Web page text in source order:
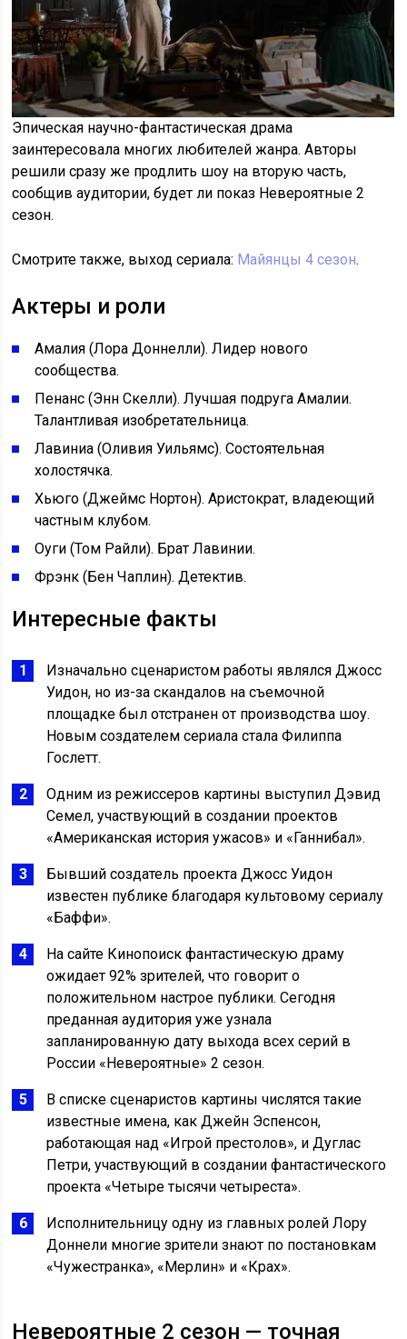
Эпическая научно-фантастическая драма
заинтересовала многих любителей жанра. Авторы
решили сразу же продлить шоу на вторую часть,
сообщив аудитории, будет ли показ Невероятные 2
сезон.
Смотрите также, выход сериала: Майянцы 4 сезон.
Актеры и роли
Амалия (Лора Доннелли). Лидер нового
сообщества.
Пенанс (Энн Скелли). Лучшая подруга Амалии.
Талантливая изобретательница.
Лавиниа (Оливия Уильямс). Состоятельная
холостячка.
Хьюго (Джеймс Нортон). Аристократ, владеющий
частным клубом.
Оуги (Том Райли). Брат Лавинии.
Фрэнк (Бен Чаплин). Детектив.
Интересные факты
Изначально сценаристом работы являлся Джосс
Уидон, но из-за скандалов на съемочной
площадке был отстранен от производства шоу.
Новым создателем сериала стала Филиппа
Гослетт.
Одним из режиссеров картины выступил Дэвид
Семел, участвующий в создании проектов
«Американская история ужасов» и «Ганнибал».
Бывший создатель проекта Джосс Уидон
известен публике благодаря культовому сериалу
«Баффи».
На сайте Кинопоиск фантастическую драму
ожидает 92% зрителей, что говорит о
положительном настрое публики. Сегодня
преданная аудитория уже узнала
запланированную дату выхода всех серий в
России «Невероятные» 2 сезон.
В списке сценаристов картины числятся такие
известные имена, как Джейн Эспенсон,
работающая над «Игрой престолов», и Дуглас
Петри, участвующий в создании фантастического
проекта «Четыре тысячи четыреста».
Исполнительницу одну из главных ролей Лору
Доннели многие зрители знают по постановкам
«Чужестранка», «Мерлин» и «Крах».
Невероятные 2 сезон — точная